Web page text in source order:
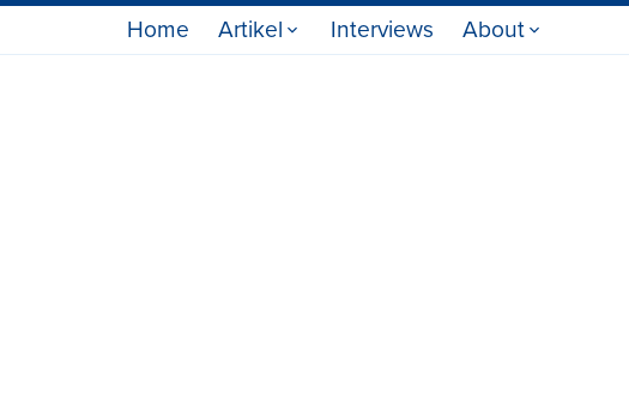
Home Artikel Interviews About